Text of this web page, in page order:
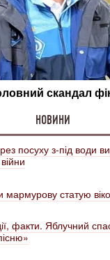
НОВИНИ
посуху з-під води
мармурову статую
факти. Яблучний